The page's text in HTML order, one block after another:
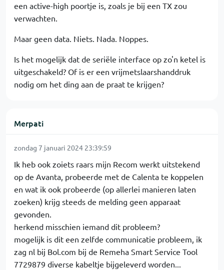
een active-high poortje is, zoals je bij een TX zou
verwachten.
Maar geen data. Niets. Nada. Noppes.
Is het mogelijk dat de seriële interface op zo'n ketel is
uitgeschakeld? Of is er een vrijmetslaarshanddruk
nodig om het ding aan de praat te krijgen?
Merpati
zondag 7 januari 2024 23:39:59
Ik heb ook zoiets raars mijn Recom werkt uitstekend
op de Avanta, probeerde met de Calenta te koppelen
en wat ik ook probeerde (op allerlei manieren laten
zoeken) krijg steeds de melding geen apparaat
gevonden.
herkend misschien iemand dit probleem?
mogelijk is dit een zelfde communicatie probleem, ik
zag nl bij Bol.com bij de Remeha Smart Service Tool
7729879 diverse kabeltje bijgeleverd worden...